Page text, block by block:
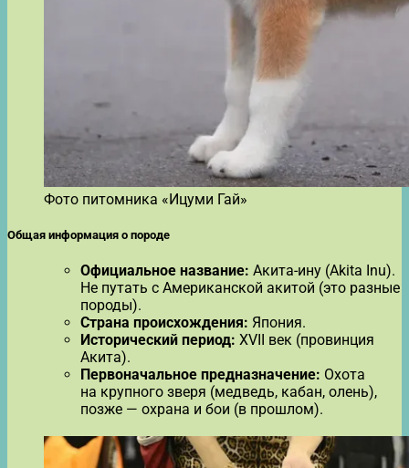
Фото питомника «Ицуми Гай»
Общая информация о породе
Официальное название: Акита-ину (Akita Inu).
Не путать с Американской акитой (это разные
породы).
Страна происхождения: Япония.
Исторический период: XVII век (провинция
Акита).
Первоначальное предназначение: Охота
на крупного зверя (медведь, кабан, олень),
позже — охрана и бои (в прошлом).